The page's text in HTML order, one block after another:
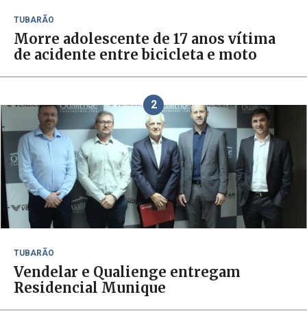
TUBARÃO
Morre adolescente de 17 anos vítima
de acidente entre bicicleta e moto
2
TUBARÃO
Vendelar e Qualienge entregam
Residencial Munique